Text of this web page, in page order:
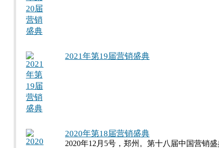
2021年第19届营销盛典
2020年第18届营销盛典
2020年12月5号，郑州。第十八届中国营销